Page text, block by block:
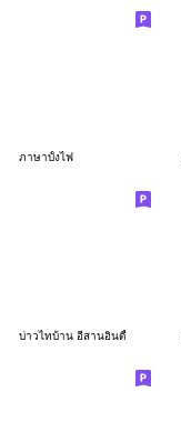
ภาษาบั้งไฟ
บ่าวไทบ้าน อีสานอินดี้